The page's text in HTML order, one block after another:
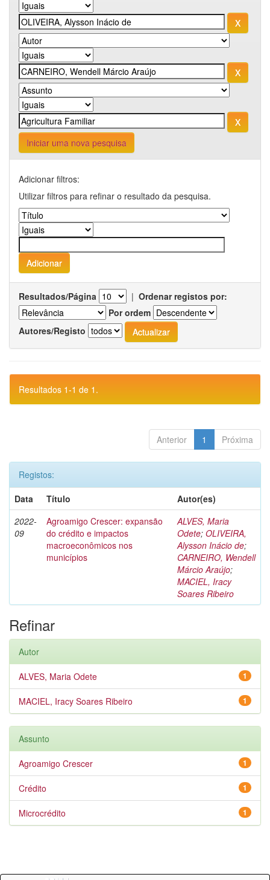
Iniciar uma nova pesquisa
Adicionar filtros:
Utilizar filtros para refinar o resultado da pesquisa.
Resultados/Página | Ordenar registos por:
Por ordem
Autores/Registo
Resultados 1-1 de 1.
Anterior 1 Próxima
Registos:
Data
Título
Autor(es)
2022-
09
Agroamigo Crescer: expansão
do crédito e impactos
macroeconômicos nos
municípios
ALVES, Maria
Odete; OLIVEIRA,
Alysson Inácio de;
CARNEIRO, Wendell
Márcio Araújo;
MACIEL, Iracy
Soares Ribeiro
Refinar
Autor
1
ALVES, Maria Odete
1
MACIEL, Iracy Soares Ribeiro
Assunto
1
Agroamigo Crescer
1
Crédito
1
Microcrédito